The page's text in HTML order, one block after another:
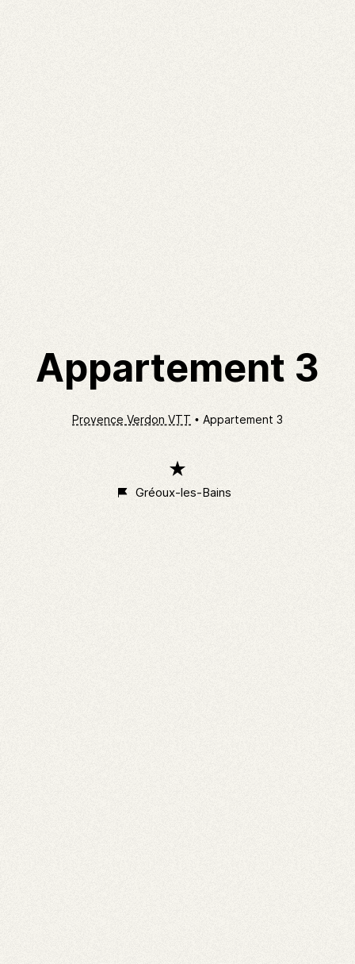
Appartement 3
Provence Verdon VTT Appartement 3
étoile
Gréoux-les-Bains